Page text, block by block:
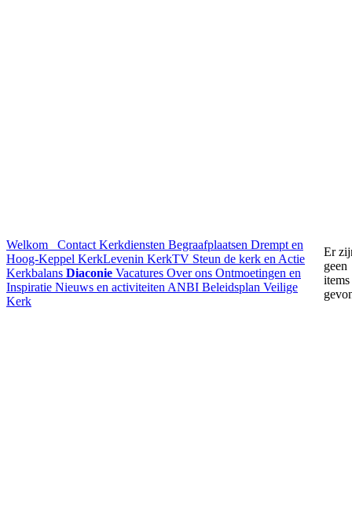
Welkom Contact Kerkdiensten Begraafplaatsen Drempt en
Hoog-Keppel KerkLevenin KerkTV Steun de kerk en Actie
Kerkbalans Diaconie Vacatures Over ons Ontmoetingen en
Inspiratie Nieuws en activiteiten ANBI Beleidsplan Veilige
Kerk
Er
geen
items